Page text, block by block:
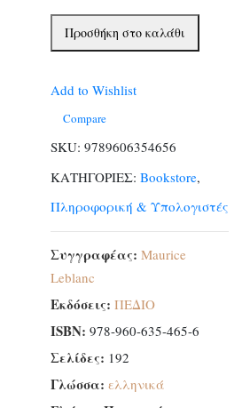
Αρσέν
Λουπέν:
ερευνών
Μπάρνετ
και
ποσότητα
Προσθήκη στο καλάθι
Add to Wishlist
Compare
SKU: 9789606354656
ΚΑΤΗΓΟΡΙΕΣ: Bookstore,
Πληροφορική & Υπολογιστές
Συγγραφέας: Maurice
Leblanc
Εκδόσεις: ΠΕΔΙΟ
ISBN: 978-960-635-465-6
Σελίδες: 192
Γλώσσα: ελληνικά